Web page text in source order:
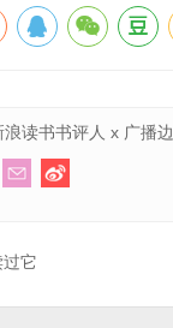
读书书评人 x 广播
它